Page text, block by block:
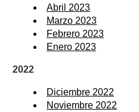
Abril 2023
Marzo 2023
Febrero 2023
Enero 2023
2022
Diciembre 2022
Noviembre 2022